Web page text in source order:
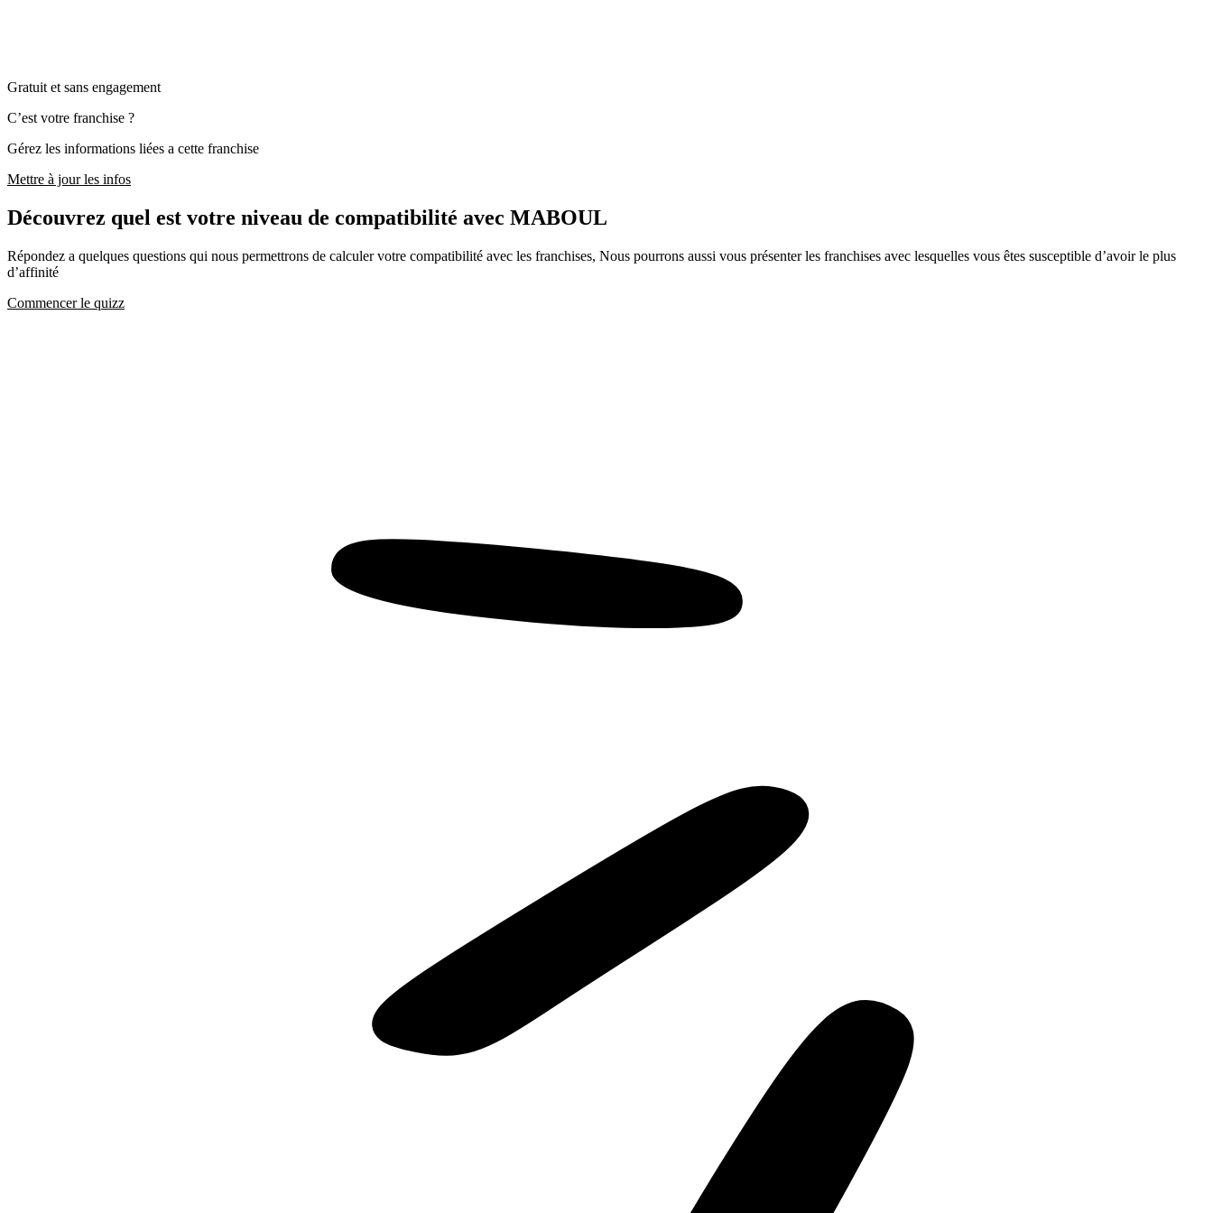
Gratuit et sans engagement
C’est votre franchise ?
Gérez les informations liées a cette franchise
Mettre à jour les infos
Découvrez quel est votre niveau de compatibilité avec MABOUL
Répondez a quelques questions qui nous permettrons de calculer votre compatibilité avec les franchises, Nous pourrons aussi vous présenter les franchises avec lesquelles vous êtes susceptible d’avoir le plus
d’affinité
Commencer le quizz